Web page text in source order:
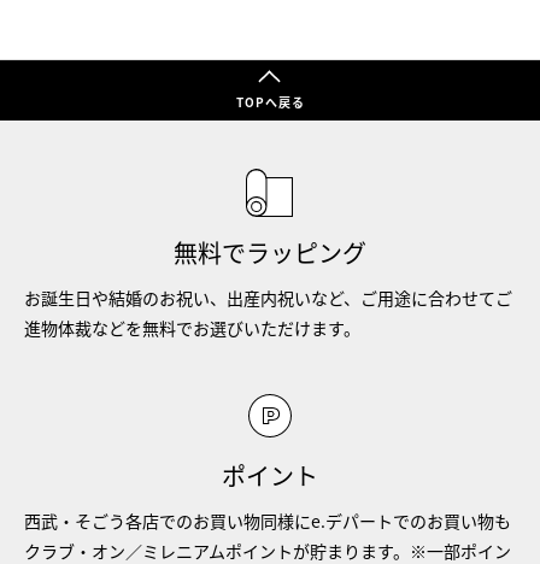
TOPへ戻る
無料でラッピング
お誕生日や結婚のお祝い、出産内祝いなど、ご用途に合わせてご
進物体裁などを無料でお選びいただけます。
ポイント
西武・そごう各店でのお買い物同様にe.デパートでのお買い物も
クラブ・オン／ミレニアムポイントが貯まります。※一部ポイン